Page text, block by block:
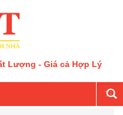
Lượng - Giá cả Hợp Lý